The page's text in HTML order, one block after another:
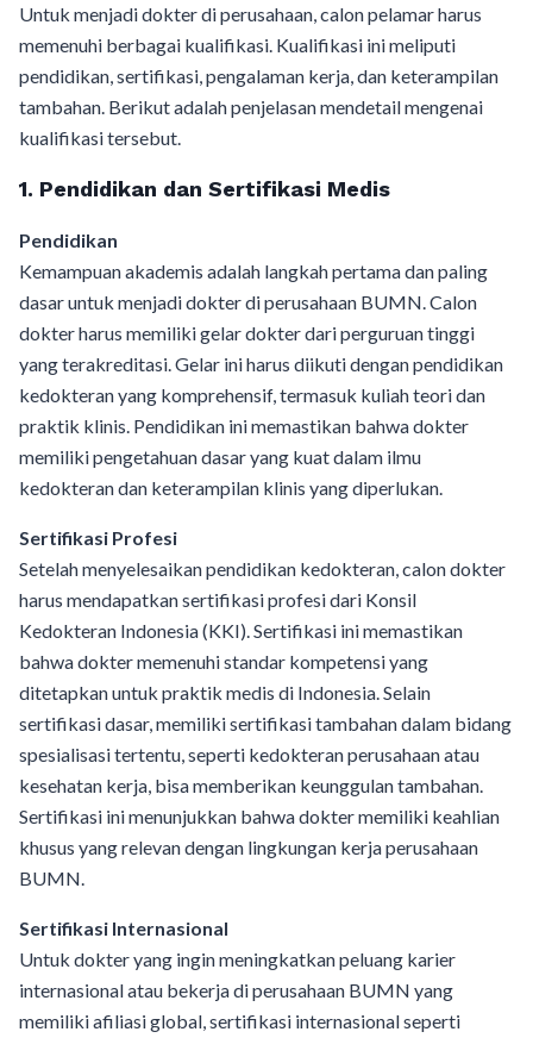
Untuk menjadi dokter di perusahaan, calon pelamar harus
memenuhi berbagai kualifikasi. Kualifikasi ini meliputi
pendidikan, sertifikasi, pengalaman kerja, dan keterampilan
tambahan. Berikut adalah penjelasan mendetail mengenai
kualifikasi tersebut.
1. Pendidikan dan Sertifikasi Medis
Pendidikan
Kemampuan akademis adalah langkah pertama dan paling
dasar untuk menjadi dokter di perusahaan BUMN. Calon
dokter harus memiliki gelar dokter dari perguruan tinggi
yang terakreditasi. Gelar ini harus diikuti dengan pendidikan
kedokteran yang komprehensif, termasuk kuliah teori dan
praktik klinis. Pendidikan ini memastikan bahwa dokter
memiliki pengetahuan dasar yang kuat dalam ilmu
kedokteran dan keterampilan klinis yang diperlukan.
Sertifikasi Profesi
Setelah menyelesaikan pendidikan kedokteran, calon dokter
harus mendapatkan sertifikasi profesi dari Konsil
Kedokteran Indonesia (KKI). Sertifikasi ini memastikan
bahwa dokter memenuhi standar kompetensi yang
ditetapkan untuk praktik medis di Indonesia. Selain
sertifikasi dasar, memiliki sertifikasi tambahan dalam bidang
spesialisasi tertentu, seperti kedokteran perusahaan atau
kesehatan kerja, bisa memberikan keunggulan tambahan.
Sertifikasi ini menunjukkan bahwa dokter memiliki keahlian
khusus yang relevan dengan lingkungan kerja perusahaan
BUMN.
Sertifikasi Internasional
Untuk dokter yang ingin meningkatkan peluang karier
internasional atau bekerja di perusahaan BUMN yang
memiliki afiliasi global, sertifikasi internasional seperti